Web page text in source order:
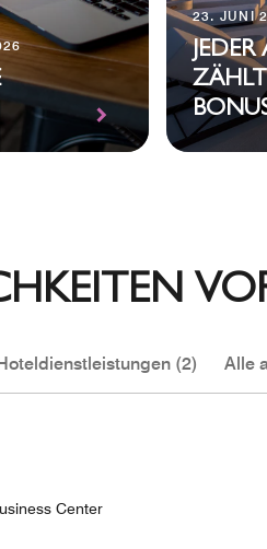
23. JUNI
JEDER
Hoteldienstleistungen (2) Alle
Center